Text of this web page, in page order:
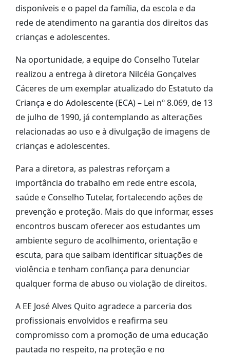
disponíveis e o papel da família, da escola e da
rede de atendimento na garantia dos direitos das
crianças e adolescentes.
Na oportunidade, a equipe do Conselho Tutelar
realizou a entrega à diretora Nilcéia Gonçalves
Cáceres de um exemplar atualizado do Estatuto da
Criança e do Adolescente (ECA) – Lei nº 8.069, de 13
de julho de 1990, já contemplando as alterações
relacionadas ao uso e à divulgação de imagens de
crianças e adolescentes.
Para a diretora, as palestras reforçam a
importância do trabalho em rede entre escola,
saúde e Conselho Tutelar, fortalecendo ações de
prevenção e proteção. Mais do que informar, esses
encontros buscam oferecer aos estudantes um
ambiente seguro de acolhimento, orientação e
escuta, para que saibam identificar situações de
violência e tenham confiança para denunciar
qualquer forma de abuso ou violação de direitos.
A EE José Alves Quito agradece a parceria dos
profissionais envolvidos e reafirma seu
compromisso com a promoção de uma educação
pautada no respeito, na proteção e no